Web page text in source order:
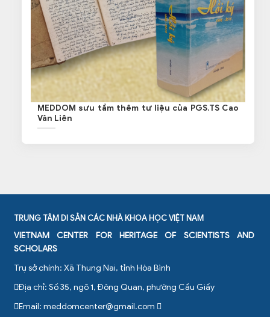
MEDDOM sưu tầm thêm tư liệu của PGS.TS Cao
Văn Liên
TRUNG TÂM DI SẢN CÁC NHÀ KHOA HỌC VIỆT NAM
VIETNAM CENTER FOR HERITAGE OF SCIENTISTS AND
SCHOLARS
Trụ sở chính: Xã Thung Nai, tỉnh Hòa Bình
Địa chỉ: Số 35, ngõ 1, Đông Quan, phường Cầu Giấy
Email: meddomcenter@gmail.com